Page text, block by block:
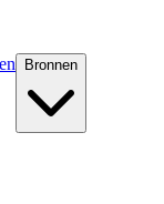
Bronnen